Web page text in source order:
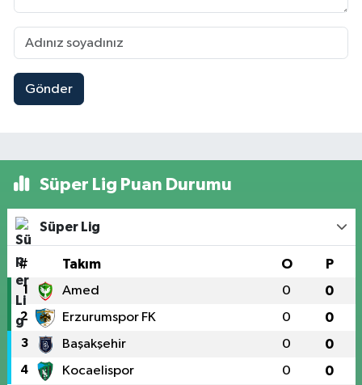
Gönder
Süper Lig Puan Durumu
Süper Lig
# Takım O P
1 Amed 0 0
2 Erzurumspor FK 0 0
3 Başakşehir 0 0
4 Kocaelispor 0 0